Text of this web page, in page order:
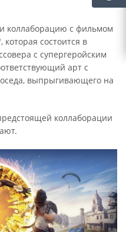
коллаборацию с фильмом
состоится в
с супергеройским
арт с
выпрыгивающего на
коллаборации